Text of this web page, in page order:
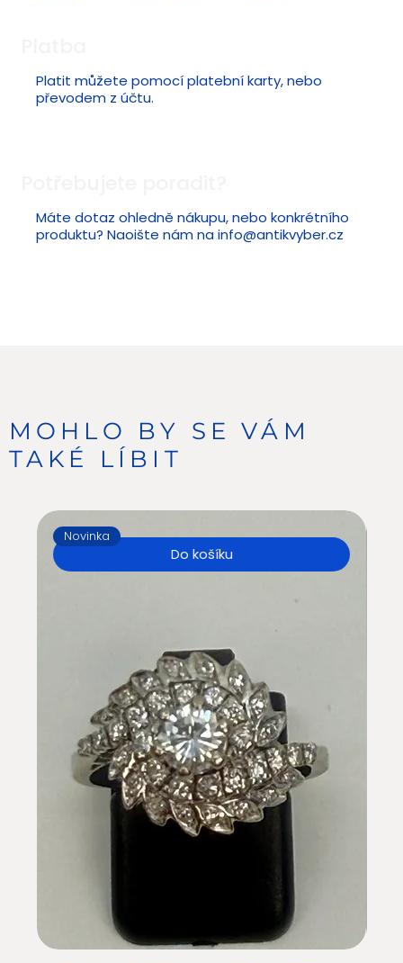
Platit můžete pomocí platební karty, nebo
převodem z účtu.
Máte dotaz ohledně nákupu, nebo konkrétního
produktu? Naoište nám nainfo@antikvyber.cz
Do košíku
Novinka
MOHLO BY SE VÁM
TAKÉ LÍBIT